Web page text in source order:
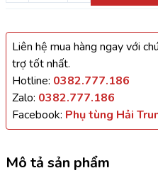
Liên hệ mua hàng ngay với
trợ tốt nhất.
Hotline: 0382.777.186
Zalo: 0382.777.186
Facebook: Phụ tùng Hải
Mô tả sản phẩm